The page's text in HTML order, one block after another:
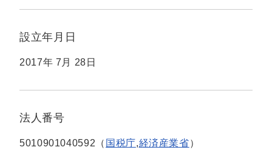
設立年月日
2017年 7月 28日
法人番号
5010901040592（ 国税庁,経済産業省）